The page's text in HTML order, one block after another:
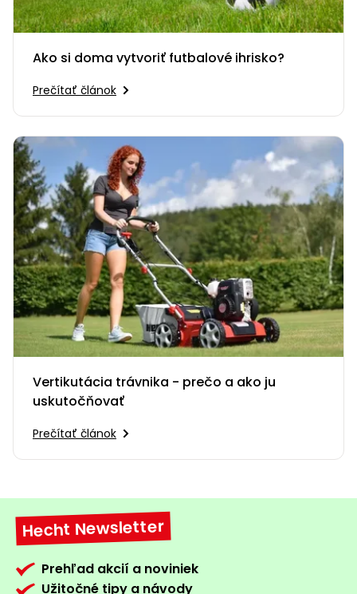
Ako si doma vytvoriť futbalové ihrisko?
Prečítať článok
Vertikutácia trávnika - prečo a ako ju
uskutočňovať
Prečítať článok
Hecht Newsletter
Prehľad akcií a noviniek
Užitočné tipy a návody